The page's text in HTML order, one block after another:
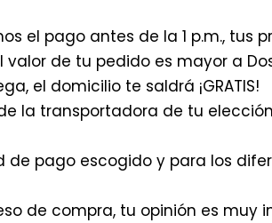
el pago antes de la 1 p.m., tus
de tu pedido es mayor a
el domicilio te saldrá ¡GRATIS!
la transportadora de tu
pago escogido y para los
de compra, tu opinión es muy